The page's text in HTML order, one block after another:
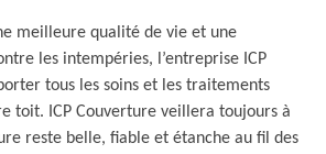
meilleure qualité de vie et une
les intempéries, l’entreprise ICP
tous les soins et les traitements
toit. ICP Couverture veillera toujours à
reste belle, fiable et étanche au fil des